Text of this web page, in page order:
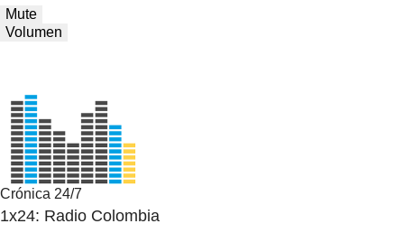
Mute
Volumen
Crónica 24/7
1x24: Radio Colombia